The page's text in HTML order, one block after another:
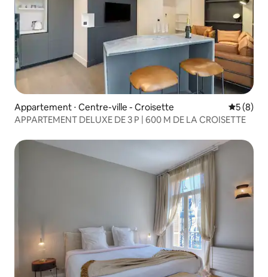
Appartement ⋅ Centre-ville - Croisette
5 (8)
APPARTEMENT DELUXE DE 3 P | 600 M DE LA CROISETTE